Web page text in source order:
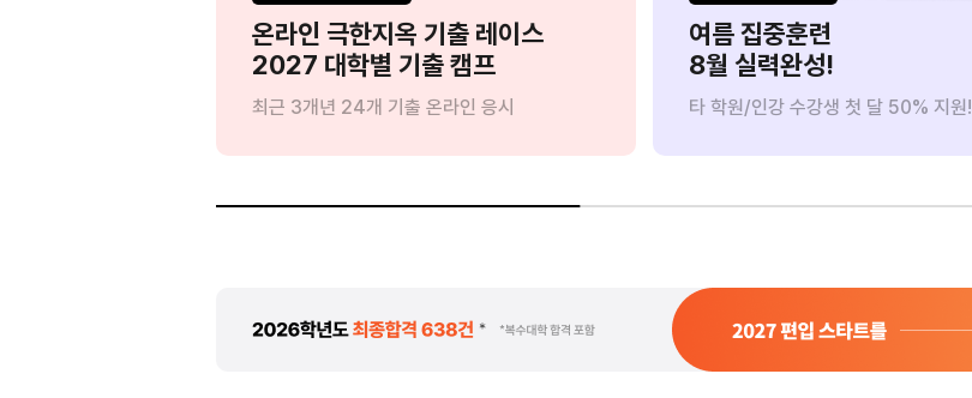
온라인 극한지옥 기출 레이스
2027 대학별 기출 캠프
최근 3개년 24개 기출 온라인 응시
여름 집중훈련
8월 실력완성!
타 학원/인강 수강생 첫 달 50% 지원!